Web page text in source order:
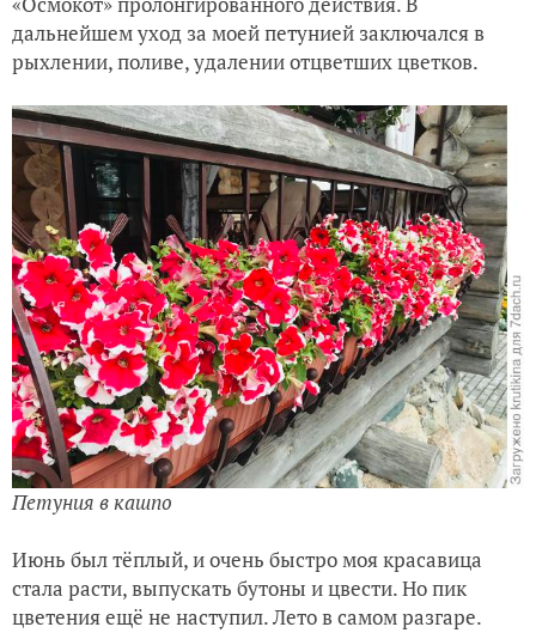
дальнейшем уход за моей петунией заключался в
рыхлении, поливе, удалении отцветших цветков.
Петуния в кашпо
Июнь был тёплый, и очень быстро моя красавица
стала расти, выпускать бутоны и цвести. Но пик
цветения ещё не наступил. Лето в самом разгаре.